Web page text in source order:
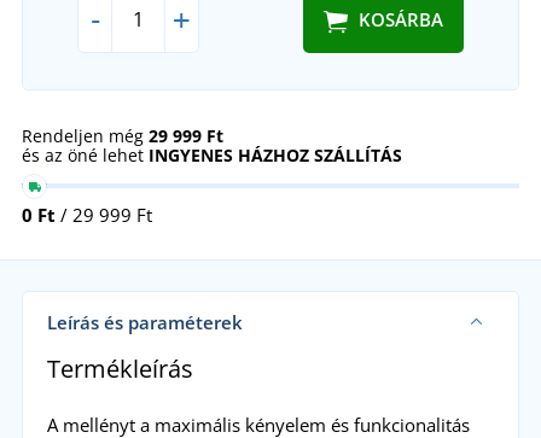
- + KOSÁRBA
Rendeljen még 29 999 Ft
és az öné lehet INGYENES HÁZHOZ SZÁLLÍTÁS
0 Ft / 29 999 Ft
Leírás és paraméterek
Termékleírás
A mellényt a maximális kényelem és funkcionalitás